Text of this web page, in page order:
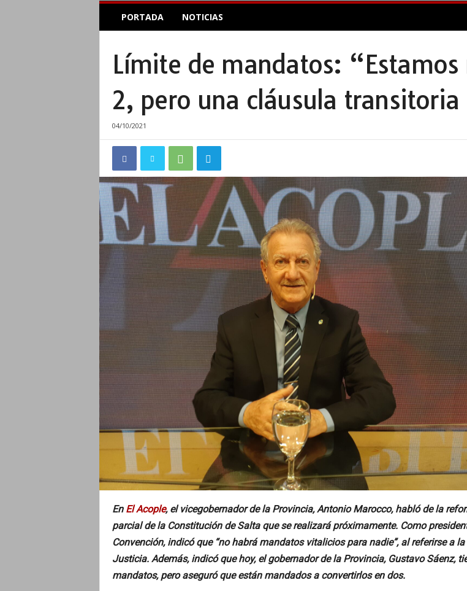
E
A
a
t
i
v
o
PORTADA NOTICIAS
Límite de mandatos:
2, pero una cláusula transitoria
04/10/2021
En El Acople, el vicegobernador de la Provincia, Antonio Marocco, habló de la
parcial de la Constitución de Salta que se realizará próximamente. Como
Convención, indicó que “no habrá mandatos vitalicios para nadie”, al referirse a la
Justicia. Además, indicó que hoy, el gobernador de la Provincia, Gustavo Sáenz,
mandatos, pero aseguró que están mandados a convertirlos en dos.